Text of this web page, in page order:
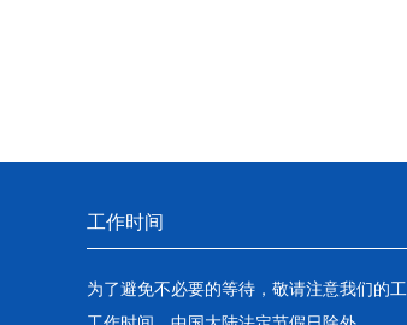
工作时间
为了避免不必要的等待，敬请注意我们的